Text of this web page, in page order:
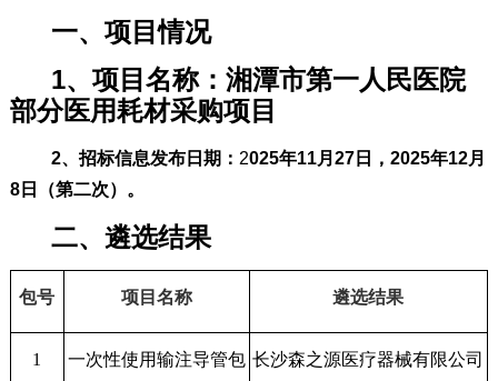
一、项目情况
1、项目名称：湘潭市第一人民医院
部分医用耗材采购项目
2、招标信息发布日期： 2025年11月27 日 ，2025年12月
8日（第二次） 。
二、遴选结果
包号 项目名称 遴选结果
1 一次性使用输注导管包 长沙森之源医疗器械有限公司